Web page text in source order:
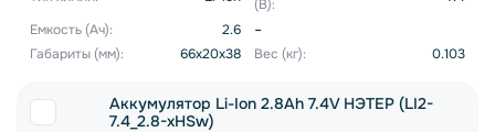
(В):
Емкость (Ач):
2.6 -
Габариты (мм): 66x20x38 Вес (кг): 0.103
Аккумулятор Li-Ion 2.8Ah 7.4V НЭТЕР (LI2-
7.4_2.8-xHSw)